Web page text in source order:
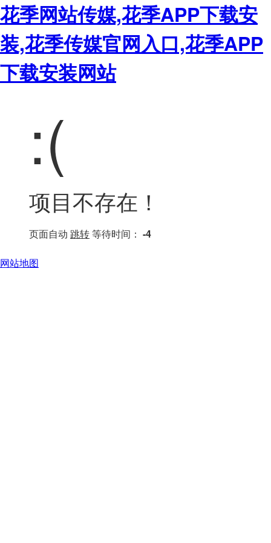
花季网站传媒,花季APP下载安
装,花季传媒官网入口,花季APP
下载安装网站
:(
项目不存在！
页面自动 跳转等待时间： -4
网站地图